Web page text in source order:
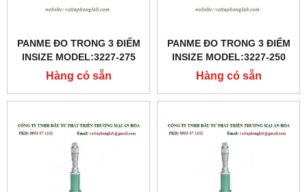
PANME ĐO TRONG 3 ĐIỂM
INSIZE MODEL:3227-275
Hàng có sẵn
PANME ĐO TRONG 3 ĐIỂM
INSIZE MODEL:3227-250
Hàng có sẵn